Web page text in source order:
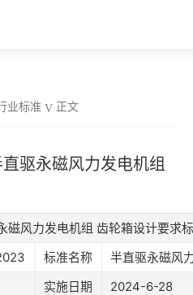
业标准 正文
驱永磁风力发电机组
风力发电机组 齿轮箱设计要求
标准名称
半直驱永磁风
实施日期 2024-6-28